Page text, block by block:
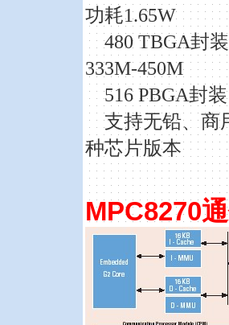
功耗1.65W
480 TBGA封
333M-450M
516 PBGA封
支持无铅、商
种芯片版本
MPC8270